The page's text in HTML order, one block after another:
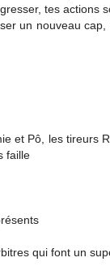
tes actions
un nouveau
et Pô, les tireurs
faille
qui font un